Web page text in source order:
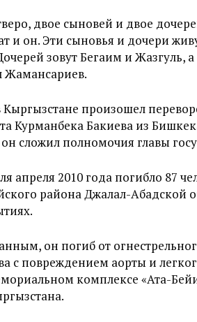
двое сыновей и двое
и он. Эти сыновья и дочери
зовут Бегаим и Жазгуль,
Жамансариев.
Кыргызстане произошел
Курманбека Бакиева из
сложил полномочия главы
апреля 2010 года погибло 87
района Джалал-Абадской
он погиб от
с повреждением аорты и
комплексе «Ата-